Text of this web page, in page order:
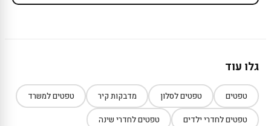
גלו עוד
טפטים טפטים לסלון מדבקות קיר טפטים למשרד
טפטים לחדרי ילדים טפטים לחדרי שינה